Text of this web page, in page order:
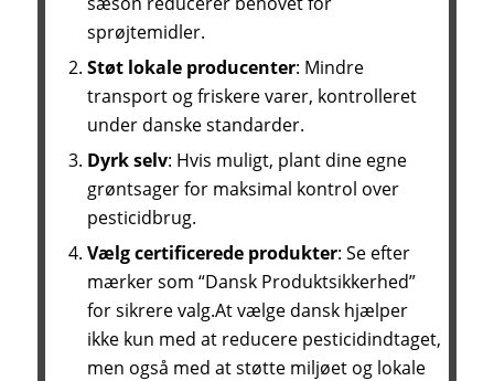
sprøjtemidler.
Støt lokale producenter: Mindre
transport og friskere varer, kontrolleret
under danske standarder.
Dyrk selv: Hvis muligt, plant dine egne
grøntsager for maksimal kontrol over
pesticidbrug.
Vælg certificerede produkter: Se efter
mærker som “Dansk Produktsikkerhed”
for sikrere valg.At vælge dansk hjælper
ikke kun med at reducere pesticidindtaget,
men også med at støtte miljøet og lokale